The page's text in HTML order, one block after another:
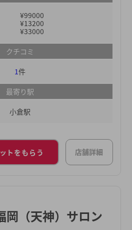
¥99000
¥13200
¥33000
クチコミ
1件
最寄り駅
小倉駅
トをもらう 店舗詳細
岡（天神）サロン